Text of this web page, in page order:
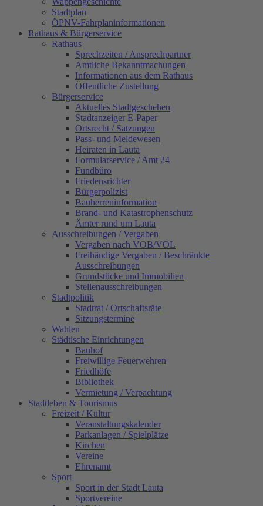
Stadtplan
ÖPNV-Fahrplaninformationen
Rathaus & Bürgerservice
Rathaus
Sprechzeiten / Ansprechpartner
Amtliche Bekanntmachungen
Informationen aus dem Rathaus
Öffentliche Zustellung
Bürgerservice
Aktuelles Stadtgeschehen
Stadtanzeiger E-Paper
Ortsrecht / Satzungen
Pass- und Meldewesen
Heiraten in Lauta
Formularservice / Amt 24
Fundbüro
Friedensrichter
Bürgerpolizist
Bauherreninformation
Brand- und Katastrophenschutz
Ämter rund um Lauta
Ausschreibungen / Vergaben
Vergaben nach VOB/VOL
Freihändige Vergaben / Beschränkte
Ausschreibungen
Grundstücke und Immobilien
Stellenausschreibungen
Stadtpolitik
Stadtrat / Ortschaftsräte
Sitzungstermine
Wahlen
Städtische Einrichtungen
Bauhof
Freiwillige Feuerwehren
Friedhöfe
Bibliothek
Vermietung / Verpachtung
Stadtleben & Tourismus
Freizeit / Kultur
Veranstaltungskalender
Parkanlagen / Spielplätze
Kirchen
Vereine
Ehrenamt
Sport
Sport in der Stadt Lauta
Sportvereine